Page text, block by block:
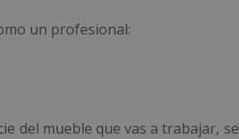
un profesional:
del mueble que vas a trabajar,